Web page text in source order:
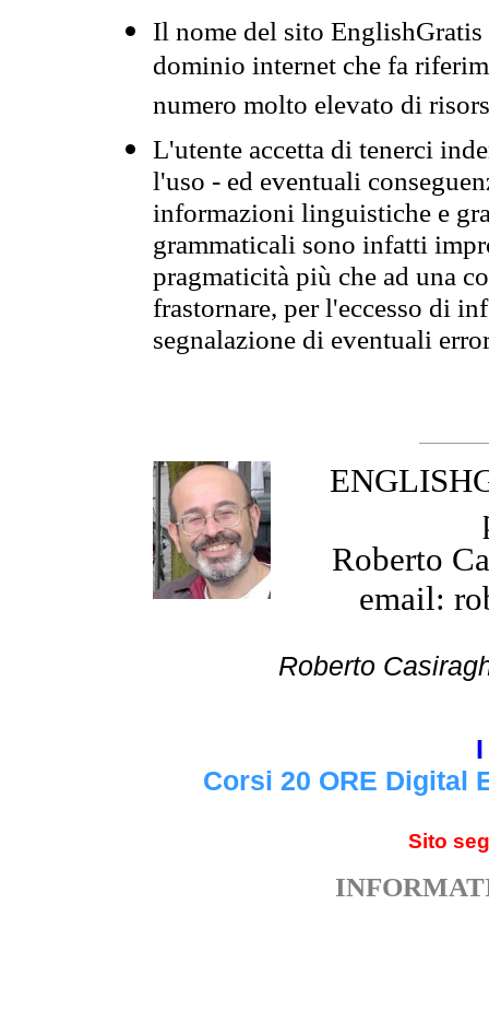
Il nome del sito
dominio internet che fa
numero molto elevato di
L'utente accetta di tenerci
l'uso - ed eventuali
informazioni linguistiche e
grammaticali sono infatti
pragmaticità più che ad una
frastornare, per l'eccesso di
segnalazione di eventuali
Roberto
email:
Roberto
Corsi 20 ORE Digital
Sito